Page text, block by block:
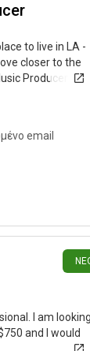
to live in LA -
closer to the
Producer/DJ
love to cook,
but do a good
I'd love to hear
email
I am looking
and I would